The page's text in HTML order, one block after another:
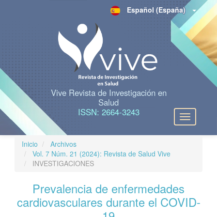
n
r
n
o
n
Español (España)
Vive Revista de Investigación en
Salud
ISSN: 2664-3243
Toggle
navigation
Inicio
Archivos
Vol. 7 Núm. 21 (2024): Revista de Salud Vive
INVESTIGACIONES
Prevalencia de enfermedades
cardiovasculares durante el COVID-